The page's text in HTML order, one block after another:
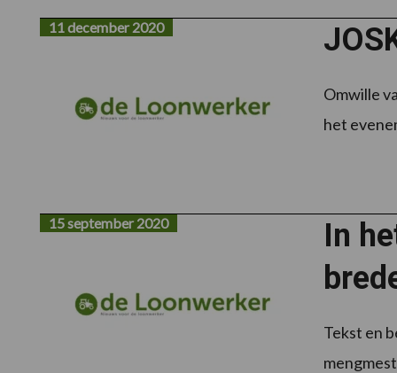
11 december 2020
Omwille
het
In
15 september 2020
Tekst en